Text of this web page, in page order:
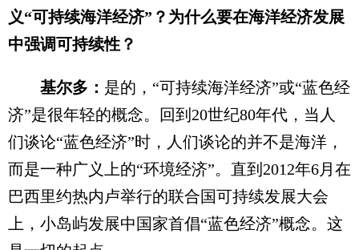
义“可持续海洋经济”？为什么要在海洋经济发展
中强调可持续性？
基尔多： 是的，“可持续海洋经济”或“蓝色经
济”是很年轻的概念。回到20世纪80年代，当人
们谈论“蓝色经济”时，人们谈论的并不是海洋，
而是一种广义上的“环境经济”。直到2012年6月在
巴西里约热内卢举行的联合国可持续发展大会
上，小岛屿发展中国家首倡“蓝色经济”概念。这